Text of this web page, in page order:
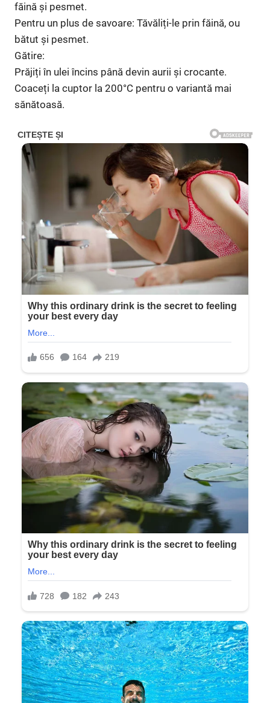
făină și pesmet.
Pentru un plus de savoare: Tăvăliți-le prin făină, ou
bătut și pesmet.
Gătire:
Prăjiți în ulei încins până devin aurii și crocante.
Coaceți la cuptor la 200°C pentru o variantă mai
sănătoasă.